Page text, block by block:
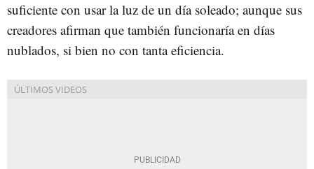
suficiente con usar la luz de un día soleado; aunque sus
creadores afirman que también funcionaría en días
nublados, si bien no con tanta eficiencia.